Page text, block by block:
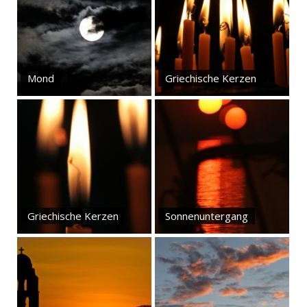
Mond Griechische Kerzen
Griechische Kerzen Sonnenuntergang